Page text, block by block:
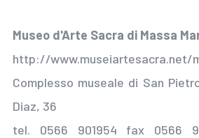
Museo d'Arte Sacra di Massa
http://www.museiartesacra.net/
Complesso museale di San
Diaz, 36
tel. 0566 901954 fax 0566